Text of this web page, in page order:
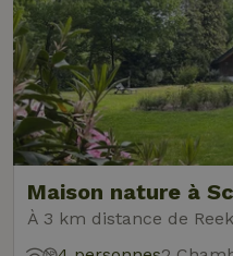
Maison nature à
À 3 km distance de Reek